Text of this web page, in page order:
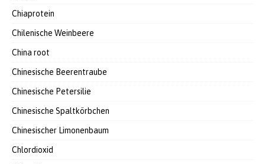
Chiaprotein
Chilenische Weinbeere
China root
Chinesische Beerentraube
Chinesische Petersilie
Chinesische Spaltkörbchen
Chinesischer Limonenbaum
Chlordioxid